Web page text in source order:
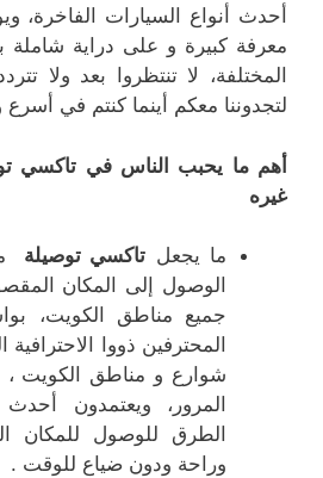
أحدث أنواع السيارات الفاخرة،
معرفة كبيرة و على دراية شاملة
المختلفة، لا تنتظروا بعد ولا
لتجدوننا معكم أينما كنتم في
أهم ما يحبب الناس في تاكسي
غيره
ما يجعل تاكسي توصيلة
الوصول إلى المكان
جميع مناطق الكويت،
المحترفين ذووا الاحترافية
شوارع و مناطق الكويت ،
المرور، ويعتمدون
الطرق للوصول
وراحة ودون ضياع للوقت .